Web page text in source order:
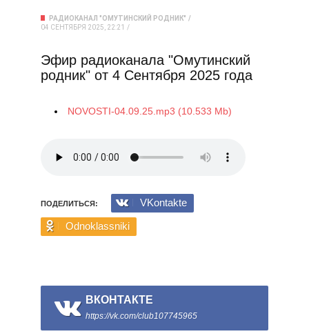
РАДИОКАНАЛ "ОМУТИНСКИЙ РОДНИК"
04 СЕНТЯБРЯ 2025, 22:21
Эфир радиоканала "Омутинский
родник" от 4 Сентября 2025 года
NOVOSTI-04.09.25.mp3 (10.533 Mb)
ПОДЕЛИТЬСЯ:
VKontakte
Odnoklassniki
ВКОНТАКТЕ
https://vk.com/club107745965